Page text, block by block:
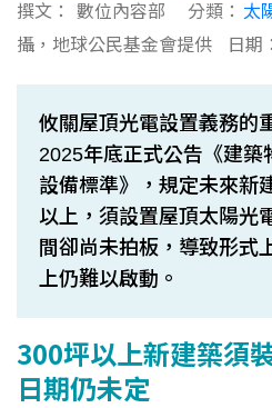
撰文： 數位內容部 分類： 太
攝，地球公民基金會提供
日期：
攸關屋頂光電設置義務的
2025年底正式公告《建築
設備標準》，規定未來新
以上，須設置屋頂太陽光
間卻尚未拍板，導致形式
上仍難以啟動。
300坪以上新建築須
日期仍未定